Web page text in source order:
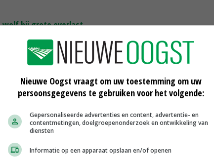
wolf bij grote overlast
te veel schade berokkenen, dan moeten ze kunnen worden
Annie Schreijer uit Hengevelde.
Drentse schapen
schapen die vanaf eind maart zijn doodgebeten, blijken
van een wolf. Dat heeft DNA-onderzoek uitgewezen.
jagen op wolf
Nieuwe Oogst vraagt om uw toestemming om uw
persoonsgegevens te gebruiken voor het volgende:
Gepersonaliseerde advertenties en content, advertentie- en
contentmetingen, doelgroepenonderzoek en ontwikkeling van
diensten
Informatie op een apparaat opslaan en/of openen